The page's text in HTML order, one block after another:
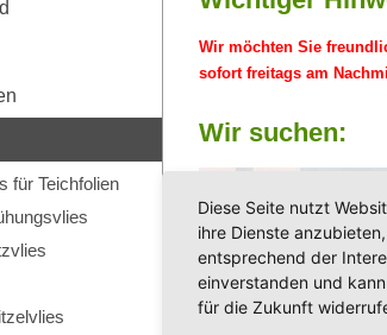
1,50 m
1,50 m
2,40 m
Mulchvlies
verhindert das
Das Vlies wird mit
für Teichfolien
Wir möchten Sie
sofort freitags am
Wir suchen:
Diese Seite nutzt
ihre Dienste
entsprechend der
einverstanden und
für die Zukunft